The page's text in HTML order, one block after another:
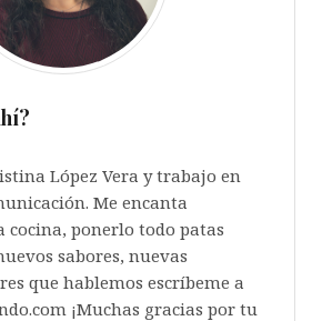
López Vera y trabajo en
Me encanta
cocina, ponerlo todo patas
sabores, nuevas
que hablemos escríbeme a
¡Muchas gracias por tu